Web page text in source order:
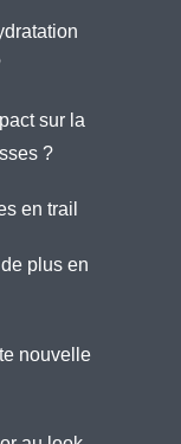
sur la
?
en trail
plus en
nouvelle